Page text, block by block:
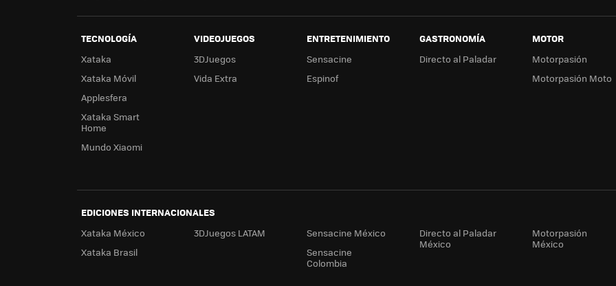
TECNOLOGÍA
Xataka
Xataka Móvil
Applesfera
Xataka Smart
Home
Mundo Xiaomi
VIDEOJUEGOS
3DJuegos
Vida Extra
ENTRETENIMIENTO
Sensacine
Espinof
GASTRONOMÍA
Directo al Paladar
MOTOR
Motorpasión
Motorpasión Moto
EDICIONES INTERNACIONALES
Xataka México
Xataka Brasil
3DJuegos LATAM
Sensacine México
Sensacine
Colombia
Directo al Paladar
México
Motorpasión
México